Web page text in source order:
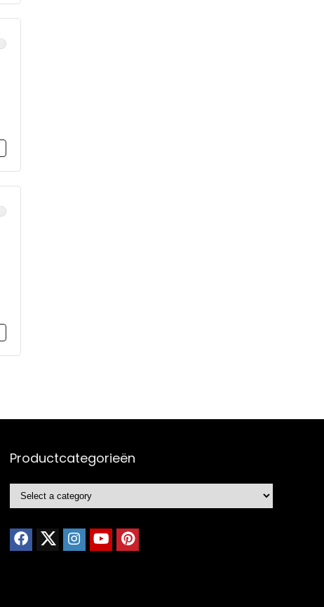
Productcategorieën